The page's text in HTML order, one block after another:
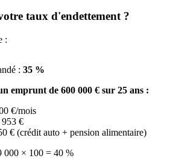
taux d'endettement ?
:
: 35 %
emprunt de 600 000 € sur 25 ans :
€/mois
953 €
€ (crédit auto + pension alimentaire)
000 × 100 = 40 %